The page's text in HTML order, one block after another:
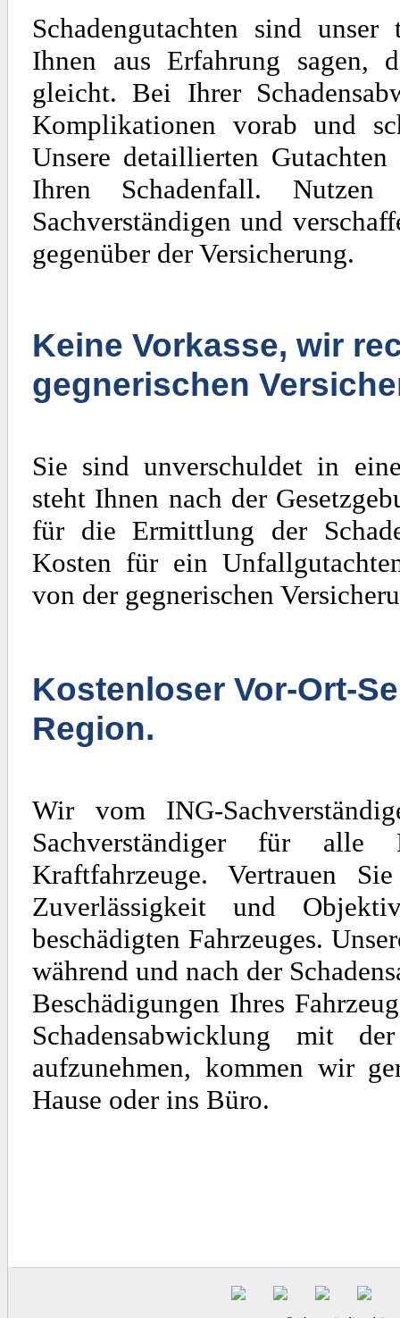
Schadengutachten sind
Ihnen aus Erfahrung sagen,
gleicht. Bei Ihrer
Komplikationen vorab und
Unsere detaillierten
Ihren Schadenfall. Nutzen
Sachverständigen und
gegenüber der Versicherung.
Keine Vorkasse, wir
gegnerischen
Sie sind unverschuldet in
steht Ihnen nach der
für die Ermittlung der
Kosten für ein
von der gegnerischen
Kostenloser Vor-Ort-
Region.
Wir vom ING-
Sachverständiger für
Kraftfahrzeuge. Vertrauen
Zuverlässigkeit und
beschädigten Fahrzeuges.
während und nach der
Beschädigungen Ihres
Schadensabwicklung mit
aufzunehmen, kommen wir
Hause oder ins Büro.